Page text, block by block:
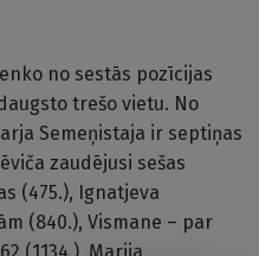
no sestās pozīcijas
trešo vietu. No
Semeņistaja ir septiņas
zaudējusi sešas
(475.), Ignatjeva
(840.), Vismane – par